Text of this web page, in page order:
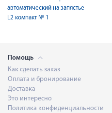
автоматический на запястье
L2 компакт № 1
Помощь
Как сделать заказ
Оплата и бронирование
Доставка
Это интересно
Политика конфиденциальности